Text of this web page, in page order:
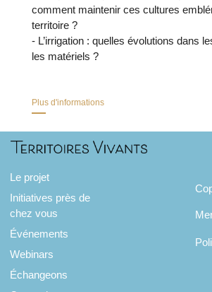
comment maintenir ces cultures
territoire ?
- L’irrigation : quelles évolutions dans
les matériels ?
Plus d'informations
Le projet
Initiatives près de
chez vous
Événements
Webinars
Échangeons